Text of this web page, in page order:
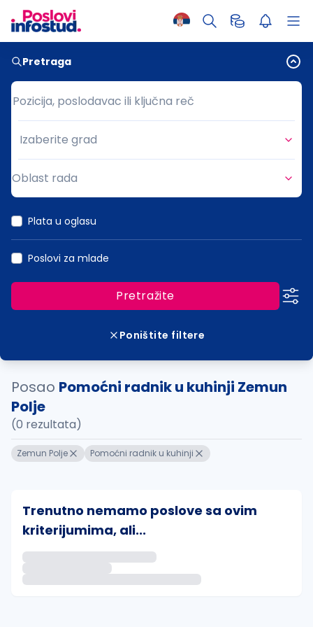
Pretraga
Pozicija, poslodavac ili ključna reč
Pozicija, poslodavac ili ključna reč
Grad
Izaberite grad
Oblast rada
Plata u oglasu
Poslovi za mlade
Pretražite
Poništite filtere
Posao Pomoćni radnik u kuhinji Zemun
Polje
(0 rezultata)
Zemun Polje Pomoćni radnik u kuhinji
Trenutno nemamo poslove sa ovim
kriterijumima, ali...